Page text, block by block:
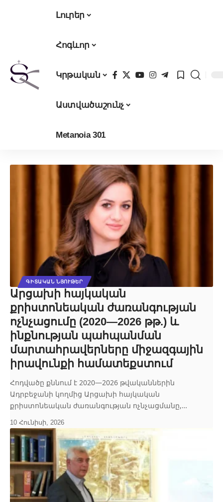
Լուրեր
Հոգևոր
Կրթական
Աստվածաշունչ
Metanoia 301
ԳԻՏԱԿԱՆ ՆՅՈՒԹԵՐ
Արցախի հայկական
քրիստոնեական ժառանգության
ոչնչացումը (2020—2026 թթ.) և
ինքնության պահպանման
մարտահրավերները միջազգային
իրավունքի համատեքստում
Հոդվածը քննում է 2020—2026 թվականներին
Ադրբեջանի կողմից Արցախի հայկական
քրիստոնեական ժառանգության ոչնչացմանը,…
10 Հունիսի, 2026